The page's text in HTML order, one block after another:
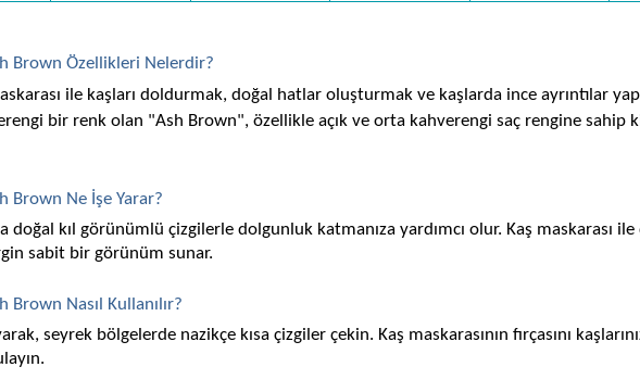
Brown Özellikleri Nelerdir?
ile kaşları doldurmak, doğal hatlar oluşturmak ve kaşlarda ince ayrıntılar
bir renk olan "Ash Brown", özellikle açık ve orta kahverengi saç rengine sahip
Brown Ne İşe Yarar?
doğal kıl görünümlü çizgilerle dolgunluk katmanıza yardımcı olur. Kaş maskarası ile
sabit bir görünüm sunar.
Nasıl Kullanılır?
seyrek bölgelerde nazikçe kısa çizgiler çekin. Kaş maskarasının fırçasını